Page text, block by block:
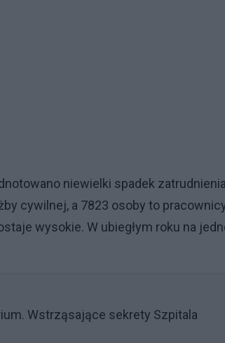
niewielki spadek
cywilnej, a 7823 osoby to
wysokie. W ubiegłym roku na
Wstrząsające sekrety Szpitala